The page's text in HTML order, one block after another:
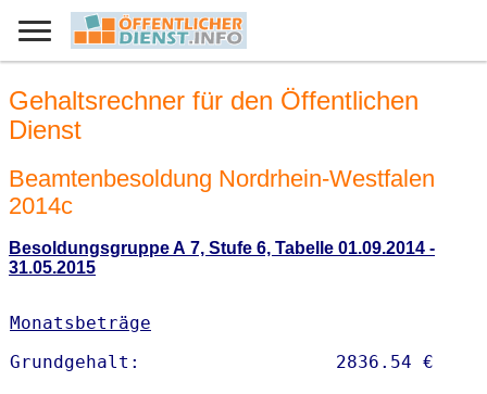
Gehaltsrechner für den Öffentlichen
Dienst
Beamtenbesoldung Nordrhein-Westfalen
2014c
Besoldungsgruppe A 7, Stufe 6, Tabelle 01.09.2014 -
31.05.2015
Monatsbeträge